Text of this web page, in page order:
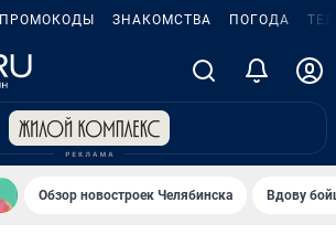
ПРОМОКОДЫ ЗНАКОМСТВА ПОГОДА
Обзор новостроек Челябинска Вдову